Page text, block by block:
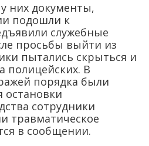
них документы,
подошли к
служебные
просьбы выйти из
пытались скрыться и
полицейских. В
порядка были
сотрудники
травматическое
в сообщении.